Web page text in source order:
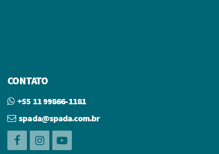
CONTATO
+55 11 99866-1181
spada@spada.com.br